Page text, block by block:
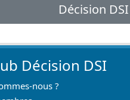
Décision DSI
Décision DSI
nous ?